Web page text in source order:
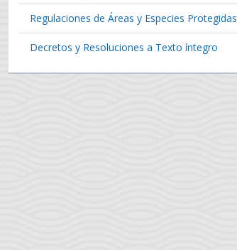
Regulaciones de Áreas y Especies Protegidas
Decretos y Resoluciones a Texto íntegro